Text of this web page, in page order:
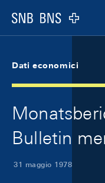
Logo
Dati economici
Bulletin
31 maggio 1978